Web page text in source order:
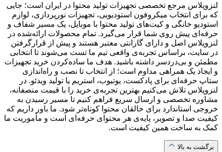
لنزوپلاس مرجع تخصصی تجهیزات تولید محتوا در ایران است؛ جایی
که برای انتخاب میکروفون استودیویی، تجهیزات نورپردازی، لوازم
استودیو خانگی و کیت‌های تولید محتوا با موبایل، یک مسیر شفاف و
حرفه‌ای پیش روی شما قرار می‌گیرد. تمام محصولات ارائه‌شده در
لنزوپلاس اصل و دارای گارانتی معتبر هستند و پیش از قرارگرفتن
در سایت، براساس تجربه‌ی واقعی تیم ما تست می‌شوند تا انتخابی
مطمئن و بی‌دردسر داشته باشید. هدف ما ساده‌کردن خرید تجهیزات
و ایجاد یک همراهی مداوم است؛ از انتخاب تا نصب و راه‌اندازی
ستاپ حرفه‌ای برای پادکست، یوتیوب، استریم یا تولید ویدئو. در
لنزوپلاس تلاش می‌کنیم بهترین تجربه‌ی خرید را با قیمت منصفانه،
مشاوره تخصصی و ارسال سریع فراهم کنیم تا مسیر رسیدن به
خروجی استاندارد برای خالقان محتوا کوتاه‌تر شود. ما باور داریم که
کیفیت صدا و تصویر، پایه‌ی هر محتوای حرفه‌ای است و مأموریت ما
کمک به ساخت همین کیفیت است.
برگشت به بالا